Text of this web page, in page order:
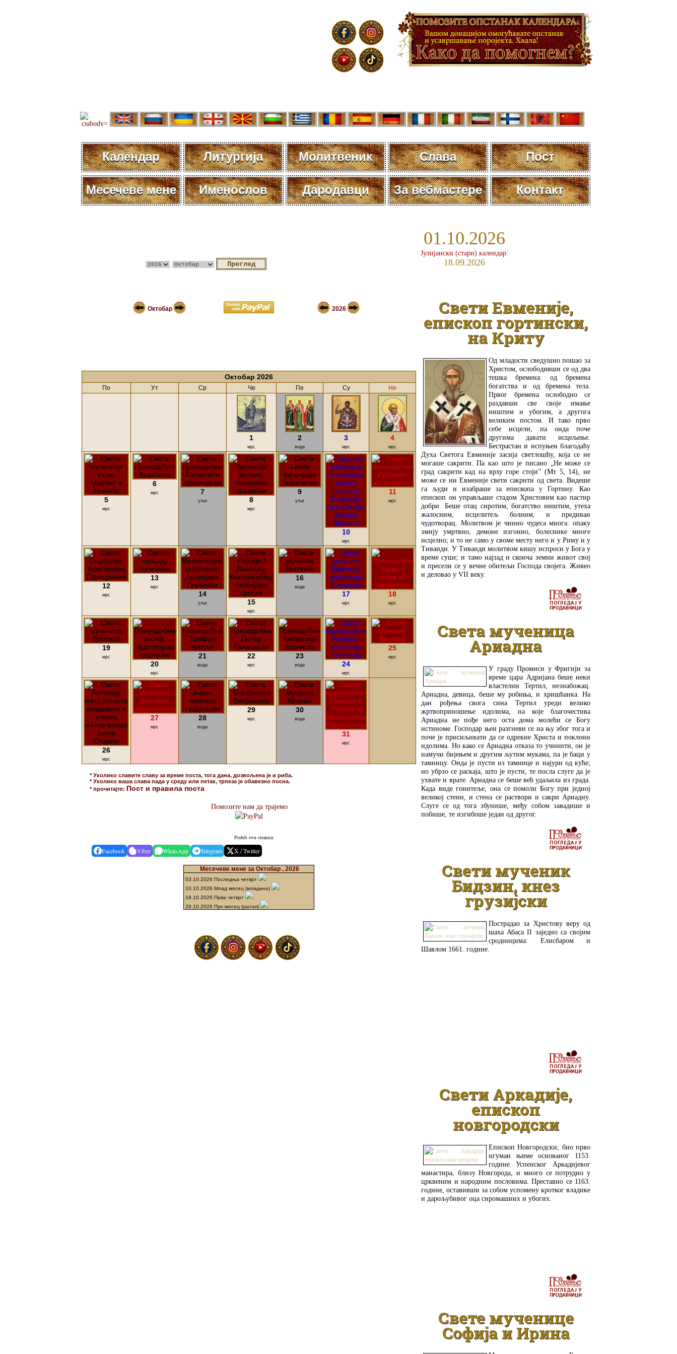
Календар Литургија Молитвеник Слава Пост
Месечеве мене Именослов Дародавци За вебмастере Контакт
01.10.2026
Јулијански (стари) календар:
18.09.2026
Октобар 2026 Свети Евменије,
епископ гортински,
на Криту
Од младости сведушно пошао за
Христом, ослободивши се од два
тешка бремена: од бремена
богатства и од бремена тела.
Првог бремена ослободио се
раздавши све своје имање
ништим и убогим, а другога
великим постом. И тако прво
себе исцели, па онда поче
другима давати исцељење.
Бестрастан и испуњен благодаћу
Духа Светога Евменије засија светлошћу, која се не
могаше сакрити. Па као што је писано „Не може се
град сакрити кад на врху горе стоји” (Мт 5, 14), не
може се ни Евменије свети сакрити од света. Видеше
га људи и изабраше за епископа у Гортину. Као
епископ он управљаше стадом Христовим као пастир
добри. Беше отац сиротим, богатство ништим, утеха
жалосним, исцелитељ болним, и предиван
чудотворац. Молитвом је чинио чудеса многа: опаку
змију умртвио, демоне изгонио, болеснике многе
исцелио; и то не само у своме месту него и у Риму и у
Тиваиди. У Тиваиди молитвом кишу испроси у Бога у
време суше; и тамо најзад и сконча земни живот свој
и пресели се у вечне обитељи Господа својега. Живео
и деловао у VII веку.
Света мученица
Ариадна
У граду Промиси у Фригији за
време цара Адријана беше неки
властелин Тертил, незнабожац.
Ариадна, девица, беше му робиња, и хришћанка. На
дан рођења свога сина Тертил уреди велико
жртвоприношење идолима, на које благочестива
Ариадна не пође него оста дома молећи се Богу
истиноме. Господар њен разгневи се на њу због тога и
поче је присиљивати да се одрекне Христа и поклони
идолима. Но како се Ариадна отказа то учинити, он је
намучи бијењем и другим љутим мукама, па је баци у
тамницу. Онда је пусти из тамнице и најури од куће;
но убрзо се раскаја, што је пусти, те посла слуге да је
ухвате и врате. Ариадна се беше већ удаљила из града.
Када виде гонитеље, она се помоли Богу при једној
великој стени, и стена се раствори и сакри Ариадну.
Слуге се од тога збунише, међу собом завадише и
побише, те изгибоше један од другог.
Свети мученик
Бидзин, кнез
грузијски
Пострадао за Христову веру од
шаха Абаса II заједно са својим
сродницима: Елисбаром и
Шавлом 1661. године.
Свети Аркадије,
епископ
новгородски
Епископ Новгородски; био прво
игуман њиме основаног 1153.
године Успенског Аркадијевог
манастира, близу Новгорода, и много се потрудио у
црквеним и народним пословима. Преставио се 1163.
године, оставивши за собом успомену кротког владике
и дарољубивог оца сиромашних и убогих.
Свете мученице
Софија и Ирина
Октобар 2026
По Ут Ср Че Пе Су Не
1
мрс
2
вода
3
мрс
4
мрс
5
мрс
6
мрс 7
уље 8
мрс
9
уље
10
мрс
11
мрс
12
мрс
13
мрс
14
уље 15
мрс
16
вода
17
мрс
18
мрс
19
мрс
20
мрс
21
вода
22
мрс
23
вода 24
мрс
25
мрс
26
мрс
27
мрс
28
вода
29
мрс
30
вода
31
мрс
* Уколико славите славу за време поста, тога дана, дозвољена је и риба.
* Уколико ваша слава пада у среду или петак, трпеза је обавезно посна.
* прочитајте: Пост и правила поста
Помозите нам да трајемо
Podeli ovu stranicu
Facebook Viber WhatsApp Telegram X / Twitter
Месечеве мене за Октобар , 2026
03.10.2026 Последња четврт
10.10.2026 Млад месец (младина)
18.10.2026 Прва четврт
26.10.2026 Пун месец (уштап)